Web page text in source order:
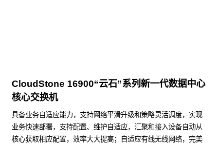
CloudStone 16900“云石”系列新一代数据中心
核心交换机
具备业务自适应能力，支持网络平滑升级和策略灵活调度，实现
业务快速部署，支持配置、维护自适应，汇聚和接入设备自动从
核心获取相应配置，效率大大提高；自适应有线无线网络，完美